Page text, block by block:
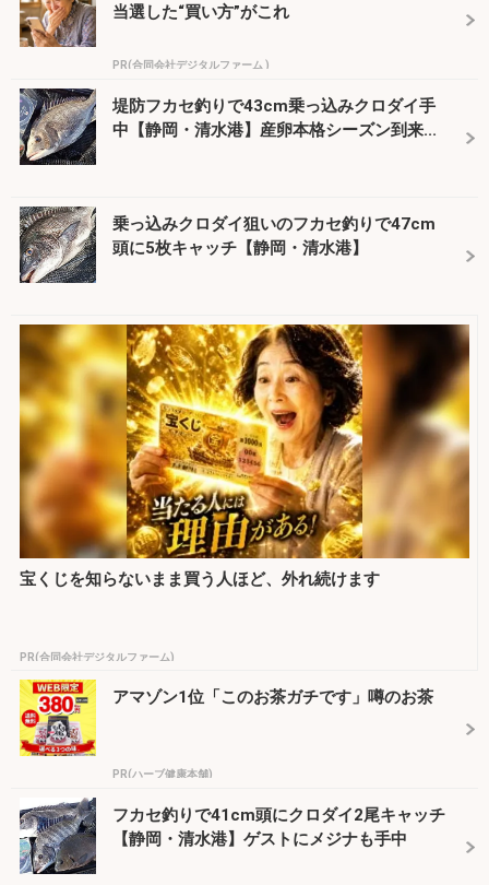
当選した“買い方”がこれ
PR(合同会社デジタルファーム )
堤防フカセ釣りで43cm乗っ込みクロダイ手
中【静岡・清水港】産卵本格シーズン到来...
乗っ込みクロダイ狙いのフカセ釣りで47cm
頭に5枚キャッチ【静岡・清水港】
宝くじを知らないまま買う人ほど、外れ続けます
PR(合同会社デジタルファーム)
アマゾン1位「このお茶ガチです」噂のお茶
PR(ハーブ健康本舗)
フカセ釣りで41cm頭にクロダイ2尾キャッチ
【静岡・清水港】ゲストにメジナも手中